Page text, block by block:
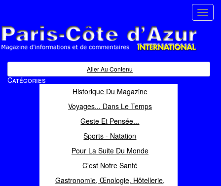
Magazine d'informations et de commentaires
Aller Au Contenu
Catégories
Historique Du Magazine
Voyages... Dans Le Temps
Geste Et Pensée...
Sports - Natation
Pour La Suite Du Monde
C'est Notre Santé
Gastronomie, Œnologie, Hôtellerie,